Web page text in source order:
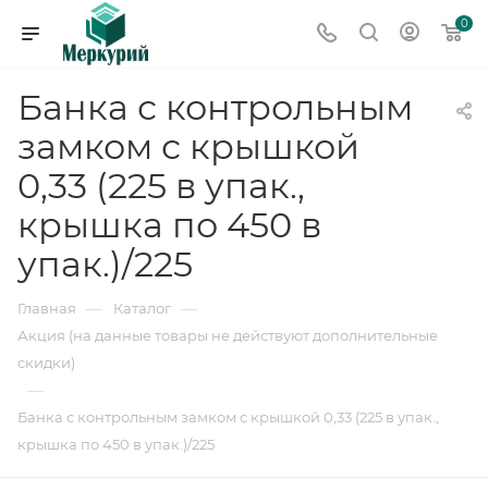
0
Банка с контрольным
замком с крышкой
0,33 (225 в упак.,
крышка по 450 в
упак.)/225
Главная — Каталог —
Акция (на данные товары не действуют дополнительные
скидки)
—
Банка с контрольным замком с крышкой 0,33 (225 в упак.,
крышка по 450 в упак.)/225